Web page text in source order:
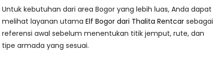
Untuk kebutuhan dari area Bogor yang lebih luas, Anda dapat
melihat layanan utamaElf Bogor dari Thalita Rentcar sebagai
referensi awal sebelum menentukan titik jemput, rute, dan
tipe armada yang sesuai.